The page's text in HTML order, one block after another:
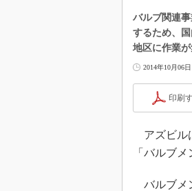
バルブ関連
するため、
地区に作業
2014年10月06
印刷
アズビル
「バルブ
バルブメ